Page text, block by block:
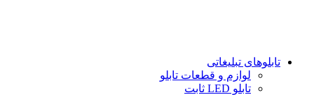
تابلوهاى تبلیغاتى
لوازم و قطعات تابلو
تابلو LED ثابت